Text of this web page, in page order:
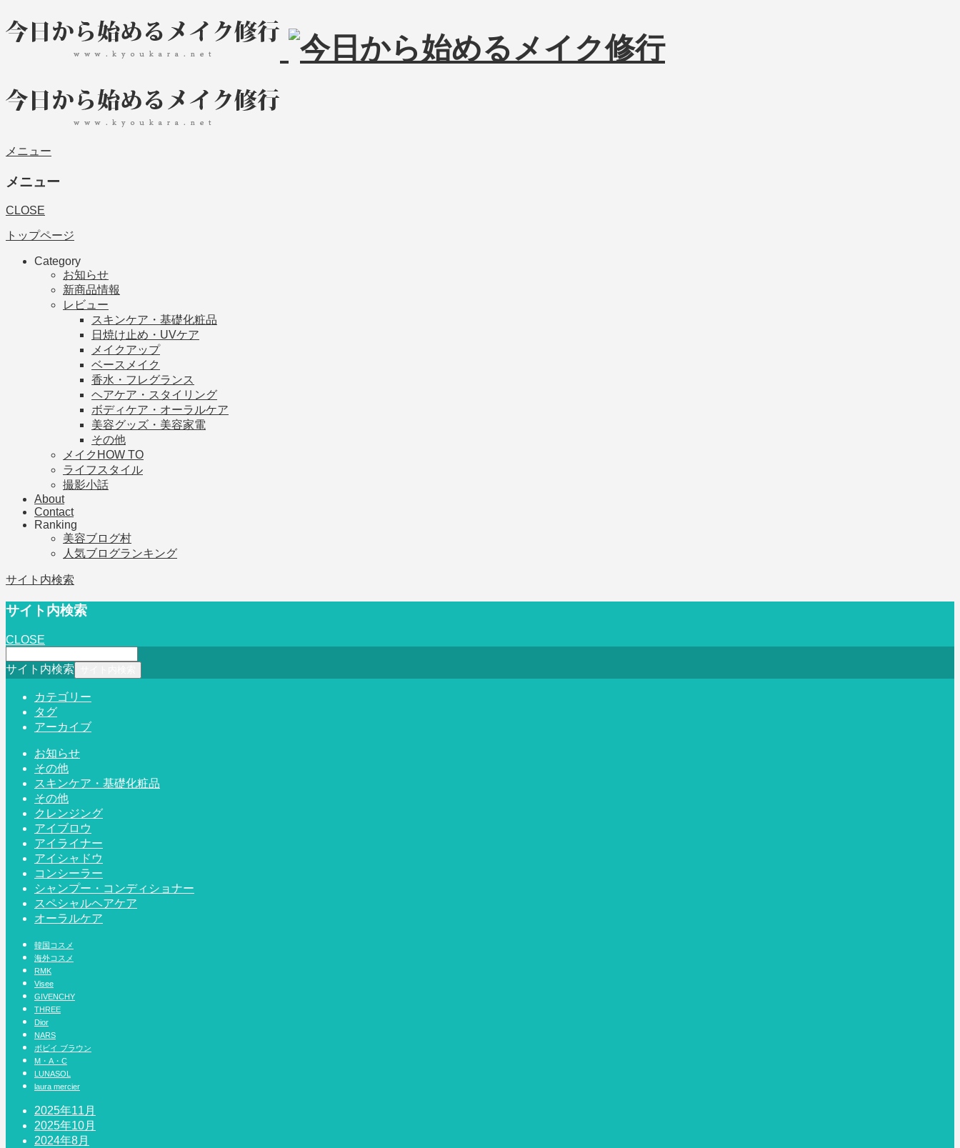
メニュー
メニュー
CLOSE
トップページ
Category
お知らせ
新商品情報
レビュー
スキンケア・基礎化粧品
日焼け止め・UVケア
メイクアップ
ベースメイク
香水・フレグランス
ヘアケア・スタイリング
ボディケア・オーラルケア
美容グッズ・美容家電
その他
メイクHOW TO
ライフスタイル
撮影小話
About
Contact
Ranking
美容ブログ村
人気ブログランキング
サイト内検索
サイト内検索
CLOSE
サイト内検索
カテゴリー
タグ
アーカイブ
お知らせ
その他
スキンケア・基礎化粧品
その他
クレンジング
アイブロウ
アイライナー
アイシャドウ
コンシーラー
シャンプー・コンディショナー
スペシャルヘアケア
オーラルケア
韓国コスメ
海外コスメ
RMK
Visee
GIVENCHY
THREE
Dior
NARS
ボビイ ブラウン
M・A・C
LUNASOL
laura mercier
2025年11月
2025年10月
2024年8月